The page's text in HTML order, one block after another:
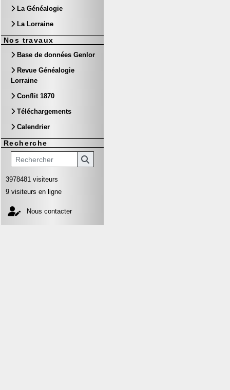
La Généalogie
La Lorraine
Nos travaux
Base de données Genlor
Revue Généalogie
Lorraine
Conflit 1870
Téléchargements
Calendrier
Recherche
3978481 visiteurs
9 visiteurs en ligne
Nous contacter